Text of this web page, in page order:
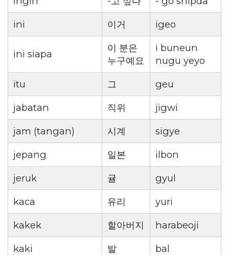
ini
이거 igeo
ini siapa
이 분은
누구예요
i buneun
nugu yeyo
itu
그
geu
jabatan
직위
jigwi
jam (tangan)
시계
sigye
jepang
일본
ilbon
jeruk
귤
gyul
kaca
유리
yuri
kakek
할아버지
harabeoji
kaki
발
bal